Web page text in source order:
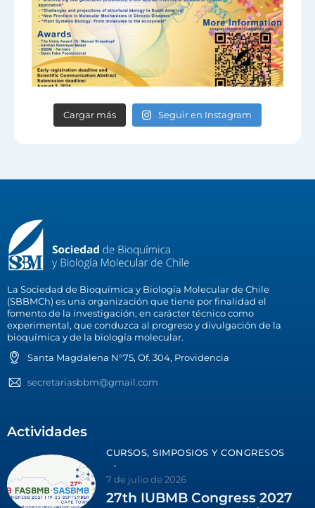
Cargar más Seguir en Instagram
La Sociedad de Bioquímica y Biología Molecular de Chile
(SBBMCh) es una organización que tiene por finalidad el
fomento de la investigación, en carácter técnico como
experimental, que conduzca al progreso y divulgación de la
bioquímica y de la biología molecular.
Santa Magdalena N°75, Of. 304, Providencia
secretariasbbm@gmail.com
Actividades
CURSOS, SIMPOSIOS Y CONGRESOS
7 de julio de 2026
27th IUBMB Congress 2027